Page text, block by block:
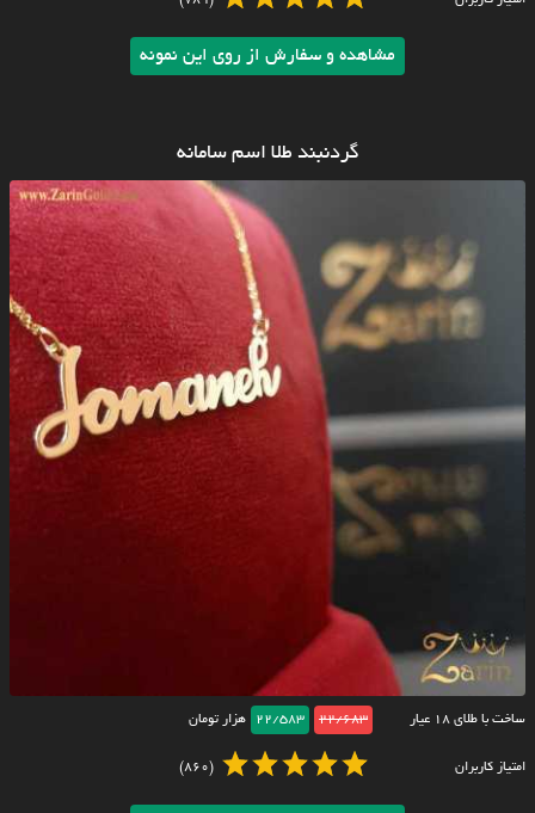
مشاهده و سفارش از روی این نمونه
گردنبند طلا اسم سامانه
ساخت با طلای ۱۸ عیار 22/683
22/583 هزار تومان
امتیاز کاربران (860)